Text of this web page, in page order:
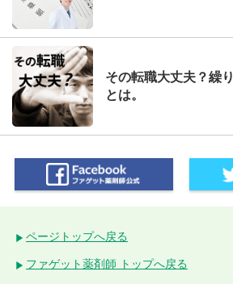
その転職大丈夫？繰
とは。
ページトップへ戻る
ファゲット薬剤師 トップへ戻る